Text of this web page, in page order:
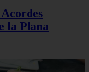
la Plana